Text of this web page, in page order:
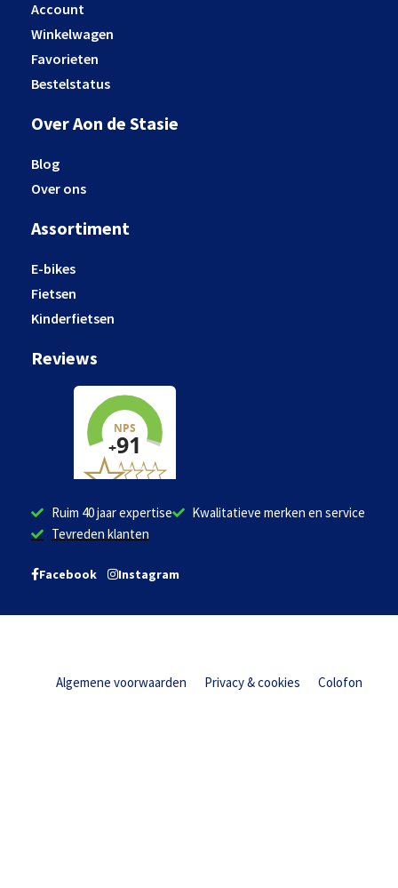
Account
Winkelwagen
Favorieten
Bestelstatus
Over Aon de Stasie
Blog
Over ons
Assortiment
E-bikes
Fietsen
Kinderfietsen
Reviews
Ruim 40 jaar expertise
Kwalitatieve merken en service
Tevreden klanten
Facebook Instagram
Algemene voorwaarden Privacy & cookies Colofon